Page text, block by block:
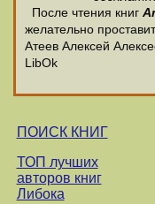
После чтения книг
желательно
Атеев Алексей
LibOk
ПОИСК КНИГ
ТОП лучших
авторов книг
Либока